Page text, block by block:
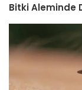
Bitki Aleminde